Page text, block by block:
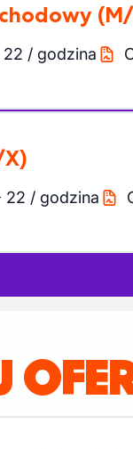
22 / godzina
22 / godzina